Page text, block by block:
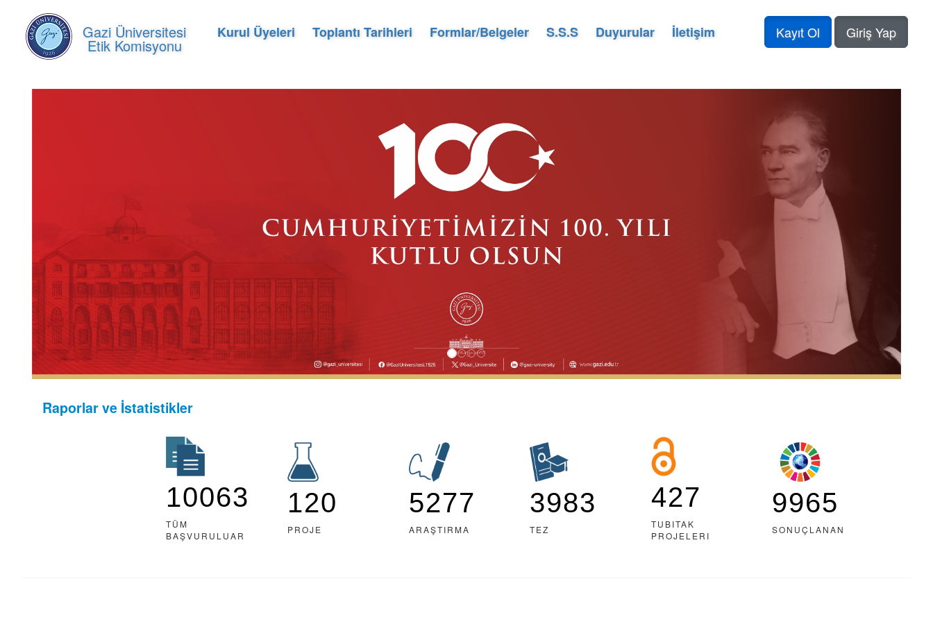
Gazi Üniversitesi
Etik Komisyonu
Kurul Üyeleri Toplantı Tarihleri Formlar/Belgeler S.S.S Duyurular İletişim Kayıt Ol Giriş Yap
Raporlar ve İstatistikler
10063
TÜM
BAŞVURULUAR
120
PROJE
5277
ARAŞTIRMA
3983
TEZ
427
TUBITAK
PROJELERI
9965
SONUÇLANAN